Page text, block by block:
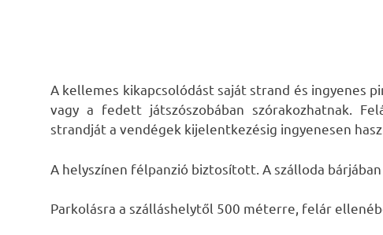
A kellemes kikapcsolódást saját strand és ingyenes
vagy a fedett játszószobában szórakozhatnak.
strandját a vendégek kijelentkezésig ingyenesen
A helyszínen félpanzió biztosított. A szálloda
Parkolásra a szálláshelytől 500 méterre, felár